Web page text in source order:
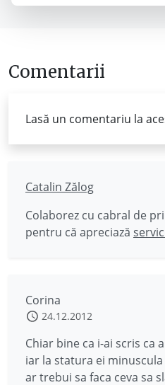
Comentarii
Lasă un comentariu la
Catalin Zălog
Colaborez cu cabral de
pentru că apreciază
Corina
24.12.2012
Chiar bine ca i-ai scris ca
iar la statura ei
ar trebui sa faca ceva sa